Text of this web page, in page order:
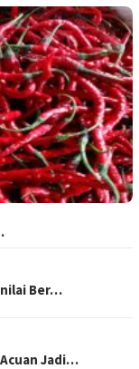
Ber…
Jadi…